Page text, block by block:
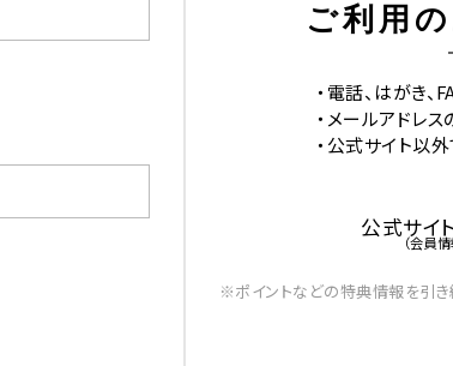
ご利用
・電話、はがき
・メールアドレ
・公式サイト以
公式サイ
（会員
※ポイントなどの特典情報を引き